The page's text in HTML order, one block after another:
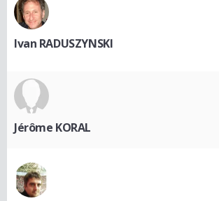
Ivan RADUSZYNSKI
Jérôme KORAL